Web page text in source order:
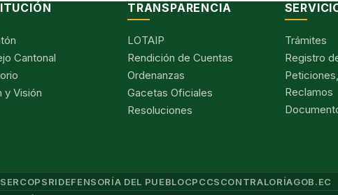
Cantonal
y Visión
TRANSPARENCIA
LOTAIP
Rendición de Cuentas
Ordenanzas
Gacetas Oficiales
Resoluciones
Trámites
Registro
Reclamos
SERCOPSRIDEFENSORÍA DEL PUEBLOCPCCSCONTRALORÍAGOB.EC